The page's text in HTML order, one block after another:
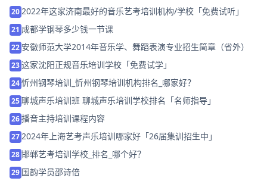
20 2022年这家济南最好的音乐艺考培训机构/学校「免费试听」
21 成都学钢琴多少钱一节课
22 安徽师范大学2014年音乐学、舞蹈表演专业招生简章（省外）
23这家沈阳正规音乐培训学校「免费试学」
24忻州钢琴培训_忻州钢琴培训机构排名_哪家好？
25聊城声乐培训班 聊城声乐培训学校排名「名师指导」
26播音主持培训课程内容
27 2024年上海艺考声乐培训哪家好「26届集训招生中」
28邯郸艺考培训学校_排名_哪个好？
29 国韵学员邵诗倍